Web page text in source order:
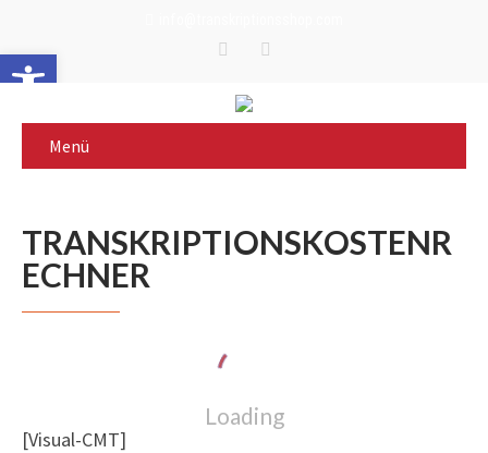
Werkzeugleiste öffnen
Menü
TRANSKRIPTIONSKOSTENR
ECHNER
Loading
[Visual-CMT]